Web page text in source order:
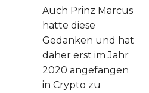
Auch Prinz Marcus
hatte diese
Gedanken und hat
daher erst im Jahr
2020 angefangen
in Crypto zu